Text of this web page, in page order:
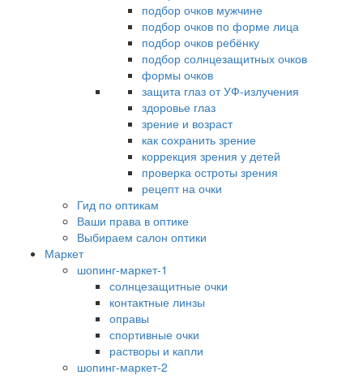
подбор очков мужчине
подбор очков по форме лица
подбор очков ребёнку
подбор солнцезащитных очков
формы очков
защита глаз от УФ-излучения
здоровье глаз
зрение и возраст
как сохранить зрение
коррекция зрения у детей
проверка остроты зрения
рецепт на очки
Гид по оптикам
Ваши права в оптике
Выбираем салон оптики
Маркет
шопинг-маркет-1
солнцезащитные очки
контактные линзы
оправы
спортивные очки
растворы и капли
шопинг-маркет-2